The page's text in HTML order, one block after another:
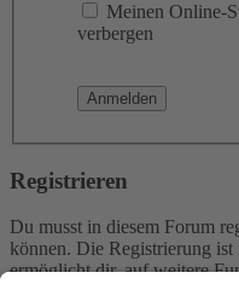
Meinen Online-
verbergen
Registrieren
Du musst in diesem Forum
können. Die Registrierung
ermöglicht dir, auf weitere